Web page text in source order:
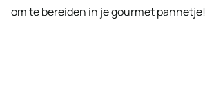
om te bereiden in je gourmet pannetje!